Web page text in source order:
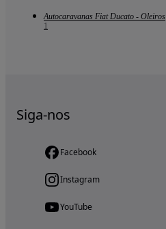
Autocaravanas Fiat Ducato - Oleiros
1
Siga-nos
Facebook
Instagram
YouTube